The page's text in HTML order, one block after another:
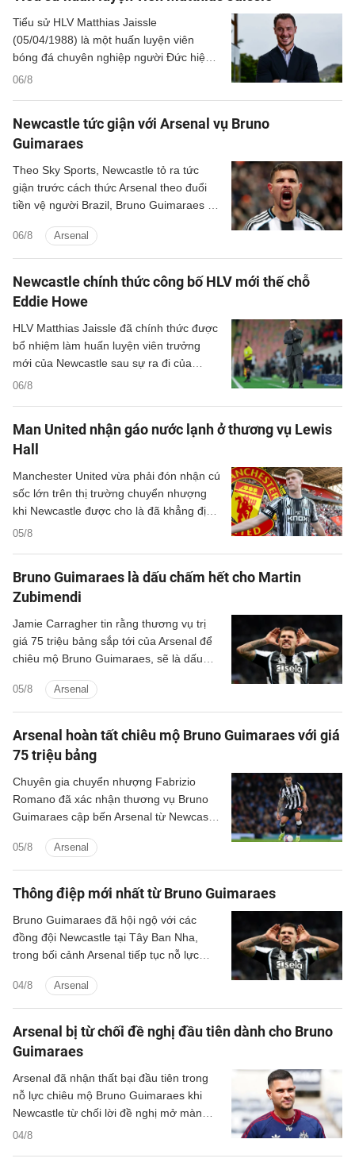
06/8
Tiểu sử HLV Matthias Jaissle
(05/04/1988) là một huấn luyện viên
bóng đá chuyên nghiệp người Đức hiện
đang dẫn dắt CLB Newcastle United tại
Newcastle tức giận với Arsenal vụ Bruno
Guimaraes
06/8 Arsenal
Theo Sky Sports, Newcastle tỏ ra tức
giận trước cách thức Arsenal theo đuổi
tiền vệ người Brazil, Bruno Guimaraes ở
Newcastle chính thức công bố HLV mới thế chỗ
Eddie Howe
06/8
HLV Matthias Jaissle đã chính thức được
bổ nhiệm làm huấn luyện viên trưởng
mới của Newcastle sau sự ra đi của
Eddie Howe.
Man United nhận gáo nước lạnh ở thương vụ Lewis
Hall
05/8
Manchester United vừa phải đón nhận cú
sốc lớn trên thị trường chuyển nhượng
khi Newcastle được cho là đã khẳng định
sẽ không bán hậu vệ trái Lewis Hall trong
Bruno Guimaraes là dấu chấm hết cho Martin
Zubimendi
05/8 Arsenal
Jamie Carragher tin rằng thương vụ trị
giá 75 triệu bảng sắp tới của Arsenal để
chiêu mộ Bruno Guimaraes, sẽ là dấu
Arsenal hoàn tất chiêu mộ Bruno Guimaraes với giá
75 triệu bảng
05/8 Arsenal
Chuyên gia chuyển nhượng Fabrizio
Romano đã xác nhận thương vụ Bruno
Guimaraes cập bến Arsenal từ Newcastle
Thông điệp mới nhất từ Bruno Guimaraes
04/8 Arsenal
Bruno Guimaraes đã hội ngộ với các
đồng đội Newcastle tại Tây Ban Nha,
trong bối cảnh Arsenal tiếp tục nỗ lực
Arsenal bị từ chối đề nghị đầu tiên dành cho Bruno
Guimaraes
04/8
Arsenal đã nhận thất bại đầu tiên trong
nỗ lực chiêu mộ Bruno Guimaraes khi
Newcastle từ chối lời đề nghị mở màn
dành cho đội trưởng của mình.